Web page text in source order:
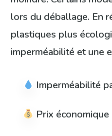
lors du déballage. En
plastiques plus
imperméabilité et une
Imperméabilité
Prix économique